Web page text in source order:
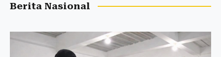
Berita Nasional